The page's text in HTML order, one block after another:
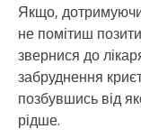
Якщо,
не помітиш
звернися до
забруднення
позбувшись від
рідше.